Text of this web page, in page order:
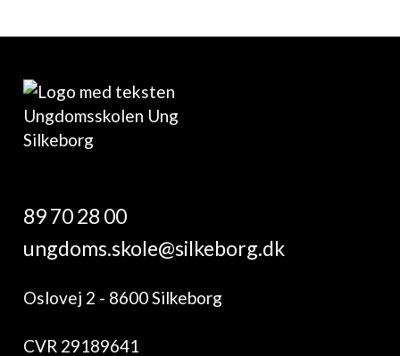
89 70 28 00
ungdoms.skole@silkeborg.dk
Oslovej 2 - 8600 Silkeborg
CVR 29189641